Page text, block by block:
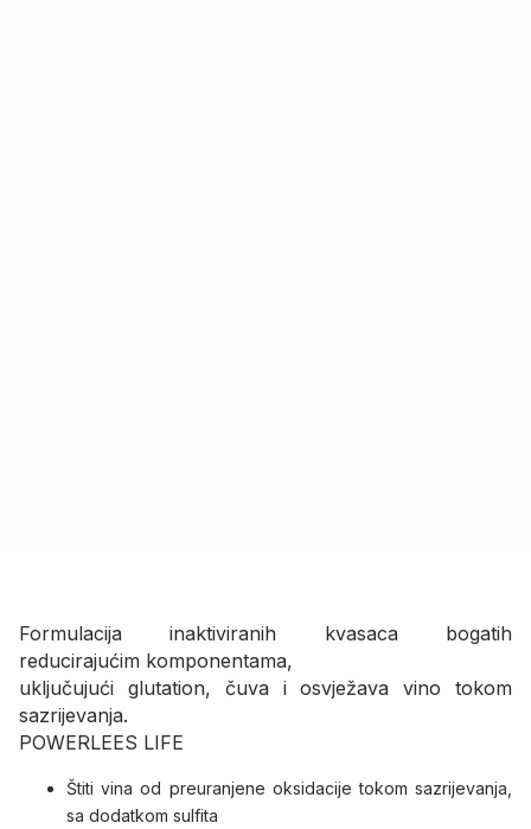
Formulacija inaktiviranih kvasaca bogatih
reducirajućim komponentama,
uključujući glutation, čuva i osvježava vino tokom
sazrijevanja.
POWERLEES LIFE
Štiti vina od preuranjene oksidacije tokom sazrijevanja,
sa dodatkom sulfita